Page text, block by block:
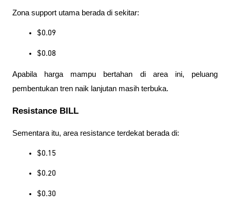
Zona support utama berada di sekitar:
$0.09
$0.08
Apabila harga mampu bertahan di area ini, peluang
pembentukan tren naik lanjutan masih terbuka.
Resistance BILL
Sementara itu, area resistance terdekat berada di:
$0.15
$0.20
$0.30